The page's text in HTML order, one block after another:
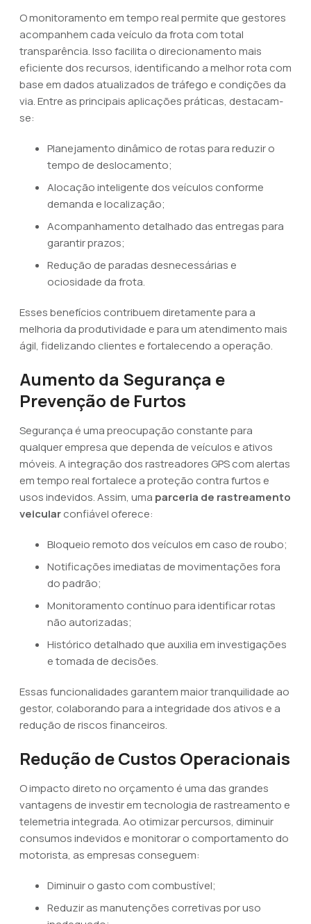
O monitoramento em tempo real permite que gestores
acompanhem cada veículo da frota com total
transparência. Isso facilita o direcionamento mais
eficiente dos recursos, identificando a melhor rota com
base em dados atualizados de tráfego e condições da
via. Entre as principais aplicações práticas, destacam-
se:
Planejamento dinâmico de rotas para reduzir o
tempo de deslocamento;
Alocação inteligente dos veículos conforme
demanda e localização;
Acompanhamento detalhado das entregas para
garantir prazos;
Redução de paradas desnecessárias e
ociosidade da frota.
Esses benefícios contribuem diretamente para a
melhoria da produtividade e para um atendimento mais
ágil, fidelizando clientes e fortalecendo a operação.
Aumento da Segurança e
Prevenção de Furtos
Segurança é uma preocupação constante para
qualquer empresa que dependa de veículos e ativos
móveis. A integração dos rastreadores GPS com alertas
em tempo real fortalece a proteção contra furtos e
usos indevidos. Assim, uma parceria de rastreamento
veicularconfiável oferece:
Bloqueio remoto dos veículos em caso de roubo;
Notificações imediatas de movimentações fora
do padrão;
Monitoramento contínuo para identificar rotas
não autorizadas;
Histórico detalhado que auxilia em investigações
e tomada de decisões.
Essas funcionalidades garantem maior tranquilidade ao
gestor, colaborando para a integridade dos ativos e a
redução de riscos financeiros.
Redução de Custos Operacionais
O impacto direto no orçamento é uma das grandes
vantagens de investir em tecnologia de rastreamento e
telemetria integrada. Ao otimizar percursos, diminuir
consumos indevidos e monitorar o comportamento do
motorista, as empresas conseguem:
Diminuir o gasto com combustível;
Reduzir as manutenções corretivas por uso